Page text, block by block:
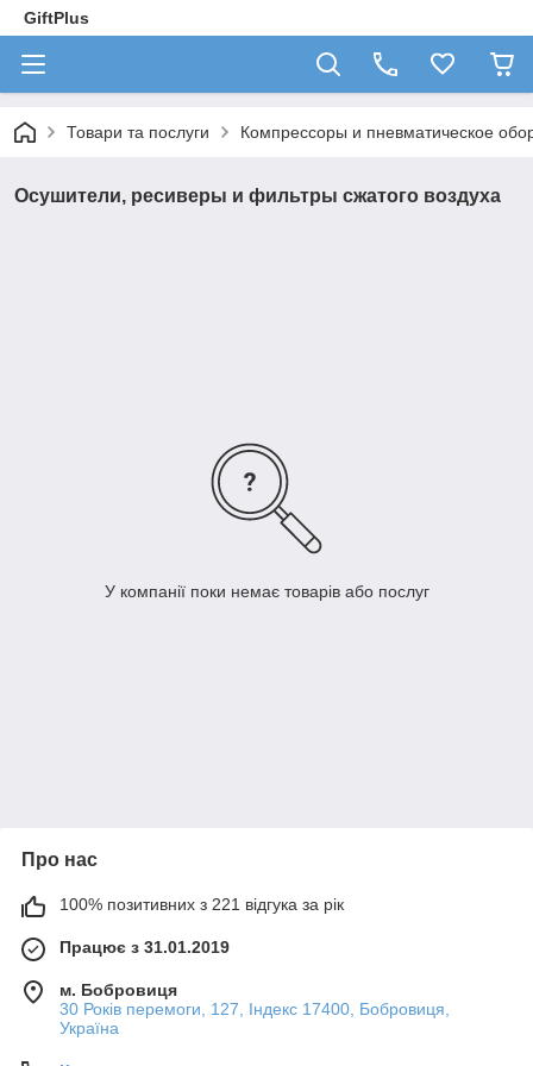
GiftPlus
Товари та послуги Компрессоры и пневматическое
Осушители, ресиверы и фильтры сжатого воздуха
У компанії поки немає товарів або послуг
Про нас
100% позитивних з 221 відгука за рік
Працює з 31.01.2019
м. Бобровиця
30 Років перемоги, 127, Індекс 17400, Бобровиця,
Україна